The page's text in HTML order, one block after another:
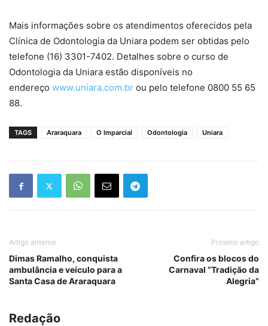
Mais informações sobre os atendimentos oferecidos pela
Clínica de Odontologia da Uniara podem ser obtidas pelo
telefone (16) 3301-7402. Detalhes sobre o curso de
Odontologia da Uniara estão disponíveis no
endereço www.uniara.com.br ou pelo telefone 0800 55 65
88.
TAGS Araraquara O Imparcial Odontologia Uniara
Artigo anterior
Dimas Ramalho, conquista
ambulância e veículo para a
Santa Casa de Araraquara
Próximo artigo
Confira os blocos do
Carnaval “Tradição da
Alegria”
Redação